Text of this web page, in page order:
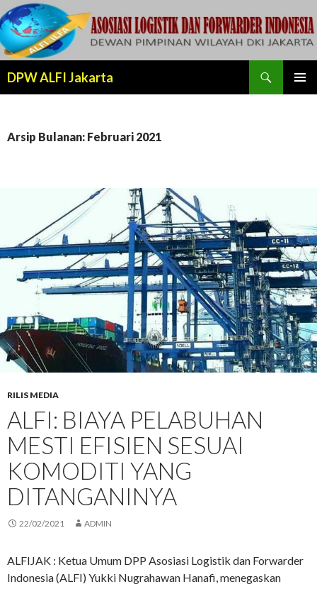
DPW ALFI Jakarta
Arsip Bulanan: Februari 2021
RILIS MEDIA
ALFI: BIAYA PELABUHAN
MESTI EFISIEN SESUAI
KOMODITI YANG
DITANGANINYA
22/02/2021 ADMIN
ALFIJAK : Ketua Umum DPP Asosiasi Logistik dan Forwarder
Indonesia (ALFI) Yukki Nugrahawan Hanafi, menegaskan